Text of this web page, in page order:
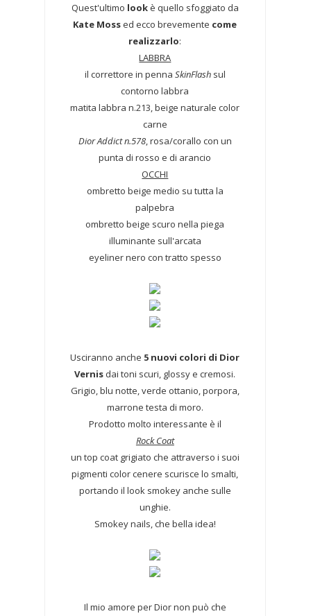
Quest'ultimo lookè quello sfoggiato da
Kate Moss ed ecco brevemente come
realizzarlo:
LABBRA
il correttore in penna SkinFlashsul
contorno labbra
matita labbra n.213, beige naturale color
carne
Dior Addict n.578, rosa/corallo con un
punta di rosso e di arancio
OCCHI
ombretto beige medio su tutta la
palpebra
ombretto beige scuro nella piega
illuminante sull'arcata
eyeliner nero con tratto spesso
Usciranno anche 5 nuovi colori di Dior
Vernis dai toni scuri, glossy e cremosi.
Grigio, blu notte, verde ottanio, porpora,
marrone testa di moro.
Prodotto molto interessante è il
Rock Coat
un top coat grigiato che attraverso i suoi
pigmenti color cenere scurisce lo smalti,
portando il look smokey anche sulle
unghie.
Smokey nails, che bella idea!
Il mio amore per Dior non può che